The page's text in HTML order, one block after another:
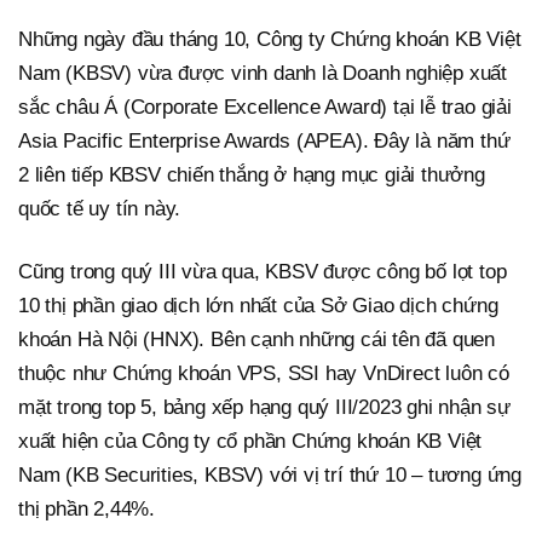
Những ngày đầu tháng 10, Công ty Chứng khoán KB Việt
Nam (KBSV) vừa được vinh danh là Doanh nghiệp xuất
sắc châu Á (Corporate Excellence Award) tại lễ trao giải
Asia Pacific Enterprise Awards (APEA). Đây là năm thứ
2 liên tiếp KBSV chiến thắng ở hạng mục giải thưởng
quốc tế uy tín này.
Cũng trong quý III vừa qua, KBSV được công bố lọt top
10 thị phần giao dịch lớn nhất của Sở Giao dịch chứng
khoán Hà Nội (HNX). Bên cạnh những cái tên đã quen
thuộc như Chứng khoán VPS, SSI hay VnDirect luôn có
mặt trong top 5, bảng xếp hạng quý III/2023 ghi nhận sự
xuất hiện của Công ty cổ phần Chứng khoán KB Việt
Nam (KB Securities, KBSV) với vị trí thứ 10 – tương ứng
thị phần 2,44%.